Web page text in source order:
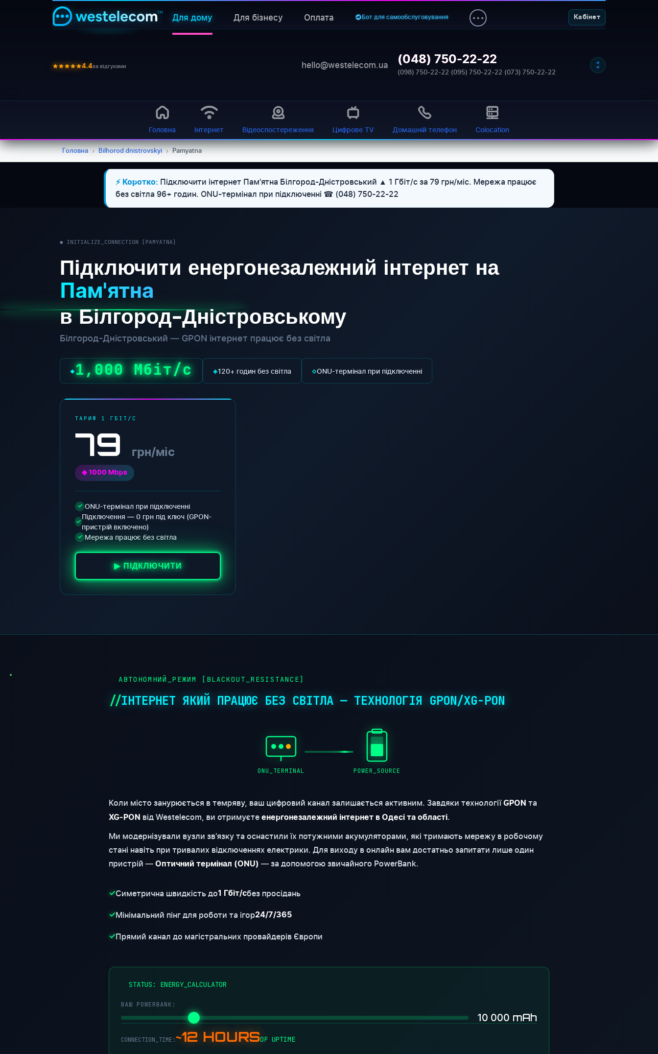
Для дому Для бізнесу Оплата Бот для самообслуговування Кабінет
4.4за відгуками hello@westelecom.ua (048) 750-22-22
(098) 750-22-22·(095) 750-22-22·(073) 750-22-22
Головна Інтернет Відеоспостереження Цифрове TV Домашній телефон Colocation
Головна › Bilhorod dnistrovskyi › Pamyatna
⚡ Коротко: Підключити інтернет Пам'ятна Білгород-Дністровський ▲ 1 Гбіт/с за 79 грн/міс. Мережа працює
без світла 96+ годин. ONU-термінал при підключенні ☎ (048) 750-22-22
NETWORK_STATUS: ONLINE
● INITIALIZE_CONNECTION [PAMYATNA]
Підключити енергонезалежний інтернет на
Пам'ятна
в Білгород-Дністровському
Білгород-Дністровський — GPON інтернет працює без світла
◆1,000 Мбіт/с ◈120+ годин без світла ◇ONU-термінал при підключенні
ТАРИФ 1 ГБІТ/С
79 грн/міс
◈ 1000 Mbps
✓ ONU-термінал при підключенні
✓
Підключення — 0 грн під ключ (GPON-
пристрій включено)
✓ Мережа працює без світла
▶ ПІДКЛЮЧИТИ
АВТОНОМНИЙ_РЕЖИМ [BLACKOUT_RESISTANCE]
ІНТЕРНЕТ ЯКИЙ ПРАЦЮЄ БЕЗ СВІТЛА — ТЕХНОЛОГІЯ GPON/XG-PON
ONU_TERMINAL POWER_SOURCE
Коли місто занурюється в темряву, ваш цифровий канал залишається активним. Завдяки технологіїGPON та
XG-PON від Westelecom, ви отримуєте енергонезалежний інтернет в Одесі та області.
Ми модернізували вузли зв'язку та оснастили їх потужними акумуляторами, які тримають мережу в робочому
стані навіть при тривалих відключеннях електрики. Для виходу в онлайн вам достатньо запитати лише один
пристрій — Оптичний термінал (ONU) — за допомогою звичайного PowerBank.
✓Симетрична швидкість до1 Гбіт/сбез просідань
✓Мінімальний пінг для роботи та ігор24/7/365
✓Прямий канал до магістральних провайдерів Європи
STATUS: ENERGY_CALCULATOR
ВАШ POWERBANK:
10 000 mAh
CONNECTION_TIME:~12 HOURSOF UPTIME